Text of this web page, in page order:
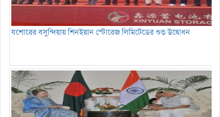
যশোরের বসুন্দিয়ায় শিনইয়ান স্টোরেজ লিমিটেডের শুভ উদ্বোধন